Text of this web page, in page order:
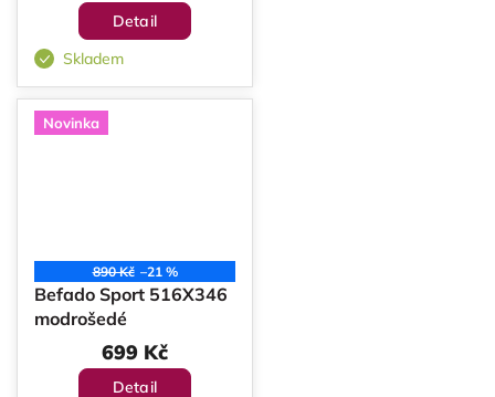
Detail
Skladem
Novinka
890 Kč –21 %
Befado Sport 516X346
modrošedé
699 Kč
Detail